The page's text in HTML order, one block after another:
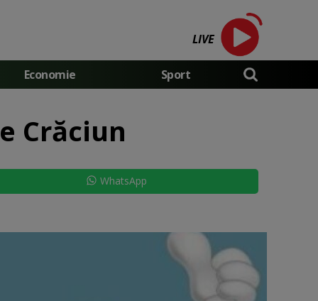
LIVE
Economie Sport
Crăciun
WhatsApp